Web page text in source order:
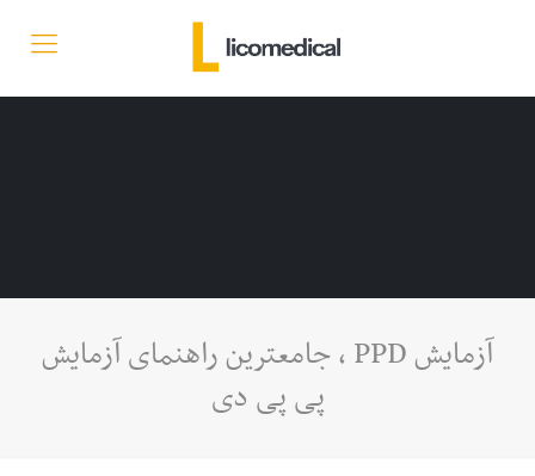
آزمایش PPD ، جامعترین راهنمای آزمایش
پی پی دی